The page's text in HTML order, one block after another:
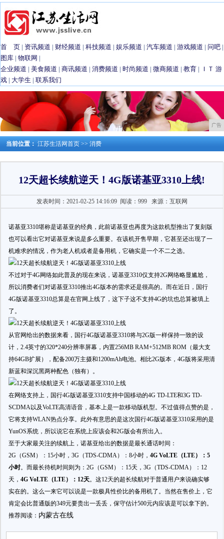
首 页 | 资讯频道 | 财经频道 | 科技频道 | 娱乐频道 | 汽车频道 | 游戏频道 | 问吧 |
图库 | 物联网 |
企业频道 | 美食频道 | 商讯频道 | 消费频道 | 时尚频道 | 微商频道 | 教育 | ＩＴ 游
戏 | 大学生 | 联系我们
广告
当前位置： 江苏生活网首页 >> 消费
12天超长续航逆天！4G版诺基亚3310上线!
发表时间：2021-02-25 14:16:09 阅读：999来源：互联网
诺基亚3310堪称是诺基亚的经典，此前诺基亚也再度为这款机型推出了复刻版
也可以看出它对诺基亚来说是多么重要。在该机开售早期，它甚至还出现了一
机难求的情况，作为老人机或者是备用机，它确实是一个不二之选。
不过对于4G网络如此普及的现在来说，诺基亚3310仅支持2G网络略显尴尬，
所以消费者们对诺基亚3310推出4G版本的需求还是很高的。而在近日，国行
4G版诺基亚3310总算是在官网上线了，这下子这不支持4G的坑也总算被填上
了。
从官网给出的数据来看，国行4G版诺基亚3310将与2G版一样保持一致的设
计，2.4英寸的320*240分辨率屏幕，内置256MB RAM+512MB ROM（最大支
持64GB扩展），配备200万主摄和1200mAh电池。相比2G版本，4G版将采用清
新蓝和深沉黑两种配色（独有）。
在网络支持上，国行4G版诺基亚3310支持中国移动的4G TD-LTE和3G TD-
SCDMA以及VoLTE高清语音，基本上是一款移动版机型。不过值得点赞的是，
它将支持WLAN热点分享。此外有意思的是这次国行4G版诺基亚3310采用的是
YunOS系统，所以说它在系统上应该会和2G版会有所出入。
至于大家最关注的续航上，诺基亚给出的数据是最长通话时间：
2G（GSM）：15小时，3G（TDS-CDMA）：8小时， 4G VoLTE（LTE）：5
小时。而最长待机时间则为：2G（GSM）：15天，3G（TDS-CDMA）：12
天， 4G VoLTE（LTE）：12天。这12天的超长续航对于普通用户来说确实够
实在的。这么一来它可以说是一款极具性价比的备用机了。当然在售价上，它
肯定会比普通版的349元要贵出一丢丢，保守估计500元内应该是可以拿下的。
推荐阅读： 内蒙古在线